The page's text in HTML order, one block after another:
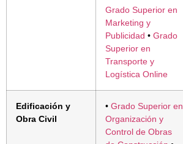
Grado Superior en
Marketing y
Publicidad • Grado
Superior en
Transporte y
Logística Online
Edificación y
Obra Civil
• Grado Superior en
Organización y
Control de Obras